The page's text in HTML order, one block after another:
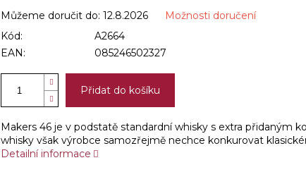
Můžeme doručit do: 12.8.2026
Možnosti doručení
Kód:
A2664
EAN:
085246502327
Přidat do košíku
Makers 46 je v podstatě standardní whisky s extra přidaným
whisky však výrobce samozřejmě nechce konkurovat
Detailní informace